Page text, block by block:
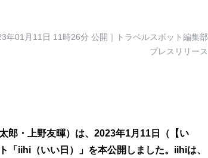
年01月11日 11時26分 公開｜トラベルスポット編集部
プレスリリース
郎・上野友暉）は、2023年1月11日（【い
「iihi（いい日）」を本公開しました。iihiは、